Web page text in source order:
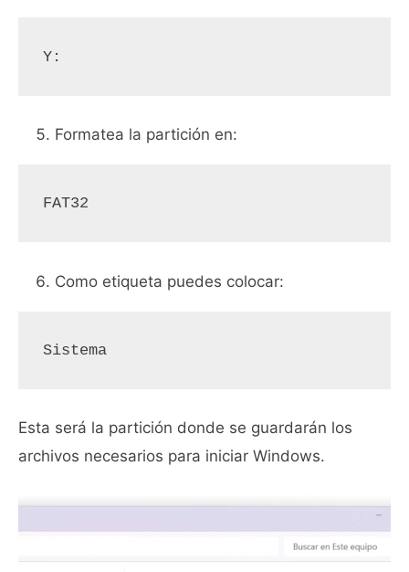
Y:
Formatea la partición en:
FAT32
Como etiqueta puedes colocar:
Sistema
Esta será la partición donde se guardarán los
archivos necesarios para iniciar Windows.